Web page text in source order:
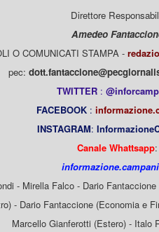
Direttore
Amedeo
O COMUNICATI STAMPA -
pec:
TWITTER :
FACEBOOK :
INSTAGRAM:
Canale Whattsapp:
- Mirella Falco - Dario
- Dario Fantaccione (Economia e
Marcello Gianferotti (Estero) - Italo